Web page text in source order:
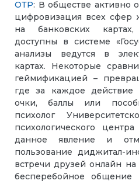
ОТР: В обществе активно
цифровизация всех сфер
на банковских
доступны в системе
анализы ведутся в
картах. Некоторые
геймификацией –
где за каждое действие
очки, баллы или
психолог
психологического
данное явление и
пользование диджитал-
встречи друзей онлайн
бесперебойное общение